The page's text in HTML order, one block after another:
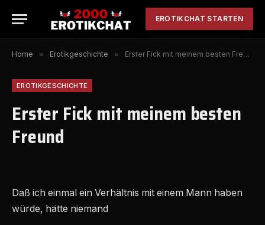
EROTIKCHAT STARTEN
Home » Erotikgeschichte » Erster Fick mit meinem besten Freund
EROTIKGESCHICHTE
Erster Fick mit meinem besten
Freund
Daß ich einmal ein Verhältnis mit einem Mann haben
würde, hätte niemand